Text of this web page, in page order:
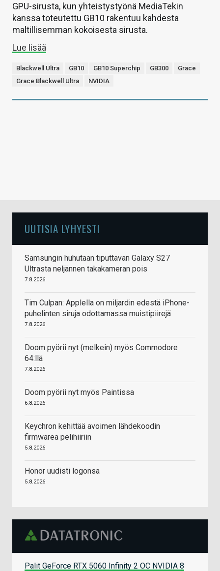
GPU-sirusta, kun yhteistystyönä MediaTekin
kanssa toteutettu GB10 rakentuu kahdesta
maltillisemman kokoisesta sirusta.
Lue lisää
Blackwell Ultra GB10 GB10 Superchip GB300
Grace
Grace Blackwell Ultra
NVIDIA
UUTISIA LYHYESTI
Samsungin huhutaan tiputtavan Galaxy S27
Ultrasta neljännen takakameran pois
7.8.2026
Tim Culpan: Applella on miljardin edestä iPhone-
puhelinten siruja odottamassa muistipiirejä
7.8.2026
Doom pyörii nyt (melkein) myös Commodore
64:llä
7.8.2026
Doom pyörii nyt myös Paintissa
6.8.2026
Keychron kehittää avoimen lähdekoodin
firmwarea pelihiiriin
5.8.2026
Honor uudisti logonsa
5.8.2026
Palit GeForce RTX 5060 Infinity 2 OC NVIDIA 8